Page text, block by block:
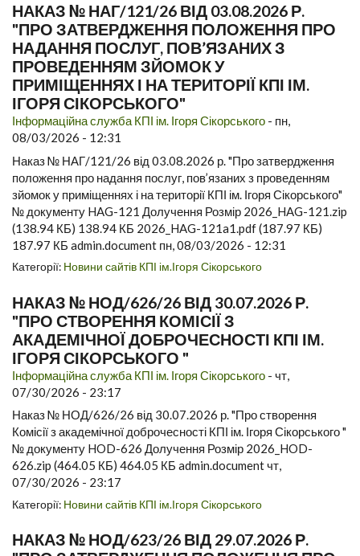
НАКАЗ № НАГ/121/26 ВІД 03.08.2026 Р.
"ПРО ЗАТВЕРДЖЕННЯ ПОЛОЖЕННЯ ПРО
НАДАННЯ ПОСЛУГ, ПОВ’ЯЗАНИХ З
ПРОВЕДЕННЯМ ЗЙОМОК У
ПРИМІЩЕННЯХ І НА ТЕРИТОРІЇ КПІ ІМ.
ІГОРЯ СІКОРСЬКОГО"
Інформаційна служба КПІ ім. Ігоря Сікорського - пн,
08/03/2026 - 12:31
Наказ № НАГ/121/26 від 03.08.2026 р. "Про затвердження
положення про надання послуг, пов’язаних з проведенням
зйомок у приміщеннях і на території КПІ ім. Ігоря Сікорського"
№ документу HAG-121 Долучення Розмір 2026_HAG-121.zip
(138.94 КБ) 138.94 КБ 2026_HAG-121a1.pdf (187.97 КБ)
187.97 КБ admin.document пн, 08/03/2026 - 12:31
Категорії: Новини сайтів КПІ ім.Ігоря Сікорського
НАКАЗ № НОД/626/26 ВІД 30.07.2026 Р.
"ПРО СТВОРЕННЯ КОМІСІЇ З
АКАДЕМІЧНОЇ ДОБРОЧЕСНОСТІ КПІ ІМ.
ІГОРЯ СІКОРСЬКОГО "
Інформаційна служба КПІ ім. Ігоря Сікорського - чт,
07/30/2026 - 23:17
Наказ № НОД/626/26 від 30.07.2026 р. "Про створення
Комісії з академічної доброчесності КПІ ім. Ігоря Сікорського "
№ документу HOD-626 Долучення Розмір 2026_HOD-
626.zip (464.05 КБ) 464.05 КБ admin.document чт,
07/30/2026 - 23:17
Категорії: Новини сайтів КПІ ім.Ігоря Сікорського
НАКАЗ № НОД/623/26 ВІД 29.07.2026 Р.